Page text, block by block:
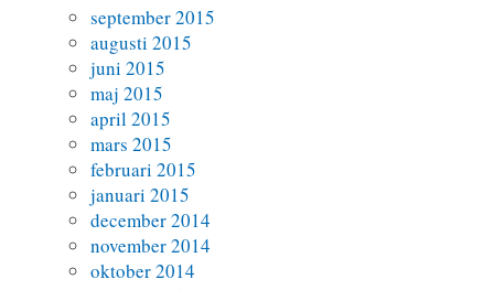
september 2015
augusti 2015
juni 2015
maj 2015
april 2015
mars 2015
februari 2015
januari 2015
december 2014
november 2014
oktober 2014